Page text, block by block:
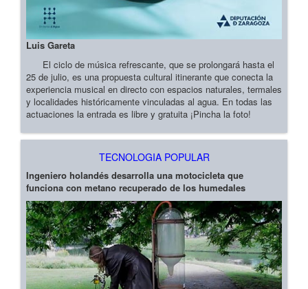
Luis Gareta
El ciclo de música refrescante, que se prolongará hasta el
25 de julio, es una propuesta cultural itinerante que conecta la
experiencia musical en directo con espacios naturales, termales
y localidades históricamente vinculadas al agua. En todas las
actuaciones la entrada es libre y gratuita ¡Pincha la foto!
TECNOLOGIA POPULAR
Ingeniero holandés desarrolla una motocicleta que
funciona con metano recuperado de los humedales